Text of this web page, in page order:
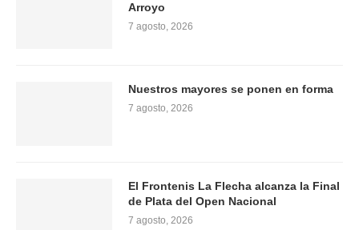
Arroyo
7 agosto, 2026
Nuestros mayores se ponen en forma
7 agosto, 2026
El Frontenis La Flecha alcanza la Final
de Plata del Open Nacional
7 agosto, 2026